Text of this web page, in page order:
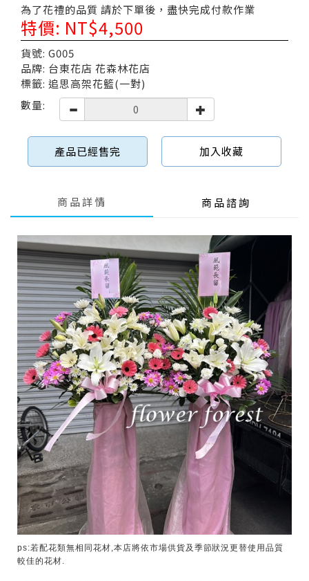
為了花禮的品質 請於下單後，盡快完成付款作業
特價: NT$4,500
貨號: G005
品牌: 台東花店 花森林花店
標籤: 追思高架花籃(一對)
數量:
產品已經售完 加入收藏
商品詳情 商品諮詢
ps:若配花類無相同花材,本店將依市場供貨及季節狀況更替使用品質
較佳的花材.